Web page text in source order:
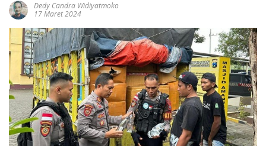
Dedy Candra Widiyatmoko
17 Maret 2024